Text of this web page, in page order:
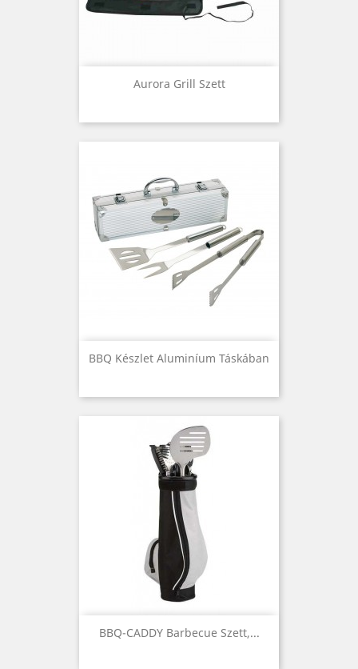
Aurora Grill Szett
BBQ Készlet Aluminíum Táskában
BBQ-CADDY Barbecue Szett,...